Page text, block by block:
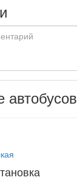
автобусов